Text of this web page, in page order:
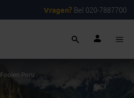
Vragen? Bel 020-7887700
Fooien Peru